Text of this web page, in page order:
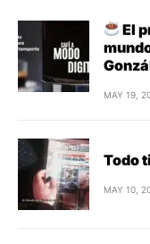
El
MAY 19,
Todo
MAY 10,